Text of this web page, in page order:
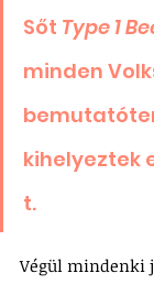
Sőt Type 1
minden
kihelyeztek
t.
Végül mindenki